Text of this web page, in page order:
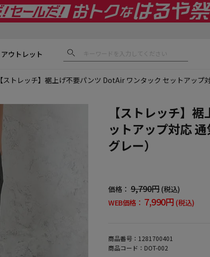
アウトレット
【ストレッチ】裾上げ不要パンツ DotAir ワンタック セットアッ
【ストレッチ】
ットアップ対応
グレー）
価格： 9,790円 (税込)
WEB価格： 7,990円 (税込)
商品番号： 1281700401
商品コード： DOT-002